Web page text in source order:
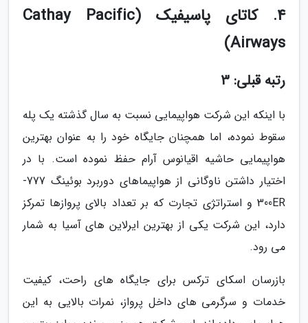
4. کاتای پاسیفیک (Cathay Pacific
Airways)
رتبه قبلی: 3
با اینکه این شرکت هواپیمایی نسبت به سال گذشته یک پله
سقوط نموده، اما همچنان جایگاه خود را به عنوان بهترین
هواپیمایی حاشیه اقیانوس آرام حفظ نموده است. با در
اختیار داشتن ناوگانی از هواپیماهای دوربرد بوئینگ 777-
300ER و استراتژی تجارت که بر تعداد بالای پروازها تمرکز
دارد، این شرکت یکی از بهترین ایرلاین های آسیا به شمار
می رود.
بازرسان اسکای ترکس برای جایگاه های راحت، کیفیت
خدمات و سرگرمی های داخل پرواز، نمرات بالایی به این